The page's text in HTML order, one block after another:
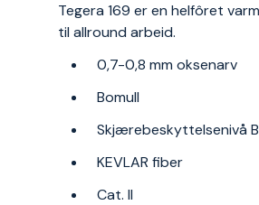
Tegera 169 er en helfôret
til allround arbeid.
0,7-0,8 mm oksenarv
Bomull
Skjærebeskyttelsenivå B
KEVLAR fiber
Cat. II